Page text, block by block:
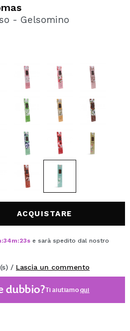
potrai fare i tuoi
lo stato dei tuoi ordini e
precedenti.
UN ACCOUNT
- Gelsomino
ACQUISTARE
:34m:23s e sarà spedito dal nostro
/ Lascia un commento
dubbio?Ti aiutiamoqui